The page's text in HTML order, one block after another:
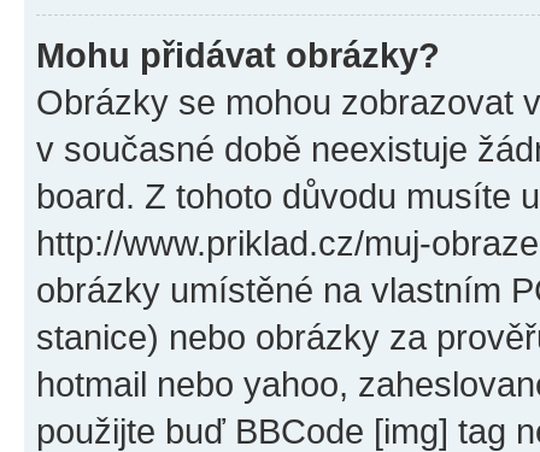
Mohu přidávat obrázky?
Obrázky se mohou zobrazovat
v současné době neexistuje
board. Z tohoto důvodu musíte
http://www.priklad.cz/muj-
obrázky umístěné na vlastním
stanice) nebo obrázky za
hotmail nebo yahoo,
použijte buď BBCode [img] tag